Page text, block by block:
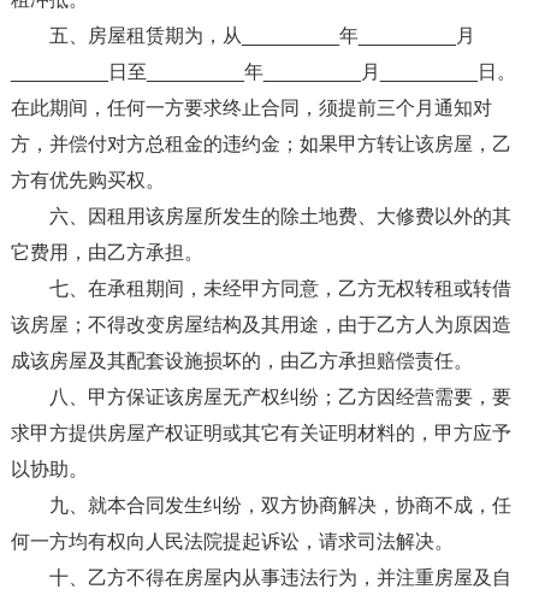
五、房屋租赁期为，从_________年_________月
_________日至_________年_________月_________日。
在此期间，任何一方要求终止合同，须提前三个月通知对
方，并偿付对方总租金的违约金；如果甲方转让该房屋，乙
方有优先购买权。
六、因租用该房屋所发生的除土地费、大修费以外的其
它费用，由乙方承担。
七、在承租期间，未经甲方同意，乙方无权转租或转借
该房屋；不得改变房屋结构及其用途，由于乙方人为原因造
成该房屋及其配套设施损坏的，由乙方承担赔偿责任。
八、甲方保证该房屋无产权纠纷；乙方因经营需要，要
求甲方提供房屋产权证明或其它有关证明材料的，甲方应予
以协助。
九、就本合同发生纠纷，双方协商解决，协商不成，任
何一方均有权向人民法院提起诉讼，请求司法解决。
十、乙方不得在房屋内从事违法行为，并注重房屋及自